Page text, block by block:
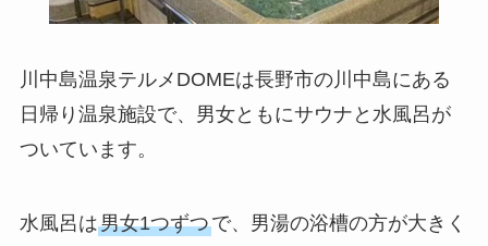
川中島温泉テルメDOMEは長野市の川中島にある
日帰り温泉施設で、男女ともにサウナと水風呂が
ついています。
水風呂は男女1つずつで、男湯の浴槽の方が大きく